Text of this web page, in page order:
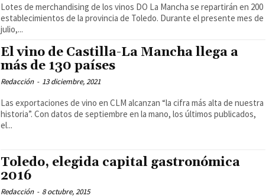
Lotes de merchandising de los vinos DO La Mancha se repartirán en 200
establecimientos de la provincia de Toledo. Durante el presente mes de
julio,...
El vino de Castilla-La Mancha llega a
más de 130 países
Redacción - 13 diciembre, 2021
Las exportaciones de vino en CLM alcanzan “la cifra más alta de nuestra
historia”. Con datos de septiembre en la mano, los últimos publicados,
el...
Toledo, elegida capital gastronómica
2016
Redacción - 8 octubre, 2015